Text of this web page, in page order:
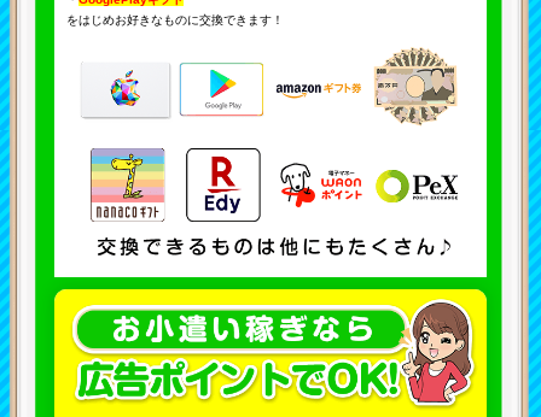
をはじめお好きなものに交換できます！